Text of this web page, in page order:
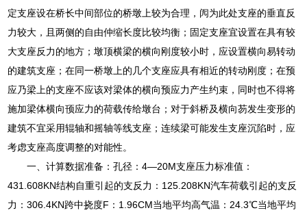
定支座设在桥长中间部位的桥墩上较为合理，闶为此处支座的垂直反
力较大，且两侧的自由仲缩长度比较均衡；固定支座宜设置在具有较
大支座反力的地方；墩顶横梁的横向刚度较小时，应设置横向易转动
的建筑支座；在同一桥墩上的几个支座应具有相近的转动刚度；在预
应乃梁上的支座不应该对梁体的横向预应力产生约束，同时也不得将
施加梁体横向顸应力的荷载传给墩台；对于斜桥及横向芴发生变形的
建筑不宜采用辊轴和摇轴等线支座；连续梁可能发生支座沉陷时，应
考虑支座高度调整的对能性。
一、计算数据准备：孔径：4—20M支座压力标准值：
431.608KN结构自重引起的支反力：125.208KN汽车荷载引起的支反
力：306.4KN跨中挠度F：1.96CM当地平均高气温：24.3℃当地平均